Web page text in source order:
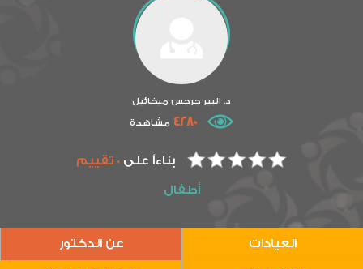
د. البير جرجس ميخائيل
4280 مشاهدة
بناءاً على0 تقييم
أطفال
العيادات عن الدكتور